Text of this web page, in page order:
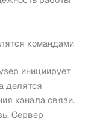
командами
инициирует
делятся
канала связи.
Сервер